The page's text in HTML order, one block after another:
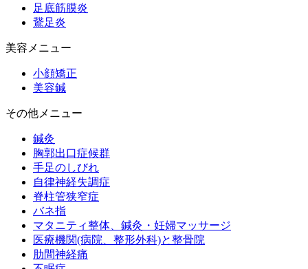
足底筋膜炎
鵞足炎
美容メニュー
小顔矯正
美容鍼
その他メニュー
鍼灸
胸郭出口症候群
手足のしびれ
自律神経失調症
脊柱管狭窄症
バネ指
マタニティ整体、鍼灸・妊婦マッサージ
医療機関(病院、整形外科)と整骨院
肋間神経痛